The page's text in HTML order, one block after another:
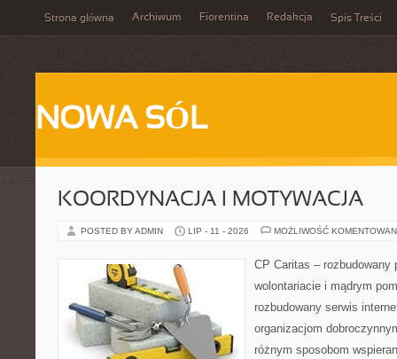
Strona główna Archiwum Fiorentina Redakcja Spis Treści
NOWA SÓL
KOORDYNACJA I MOTYWACJA
POSTED BY ADMIN LIP - 11 - 2026 MOŻLIWOŚĆ
CP Caritas – rozbudowany
wolontariacie i mądrym
rozbudowany serwis
organizacjom
różnym sposobom